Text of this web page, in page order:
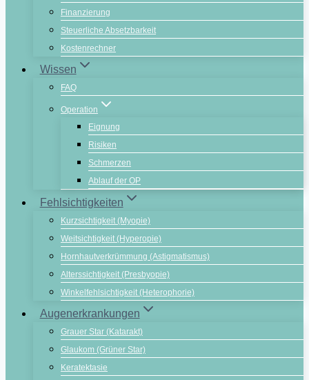
Finanzierung
Steuerliche Absetzbarkeit
Kostenrechner
Wissen
FAQ
Operation
Eignung
Risiken
Schmerzen
Ablauf der OP
Fehlsichtigkeiten
Kurzsichtigkeit (Myopie)
Weitsichtigkeit (Hyperopie)
Hornhautverkrümmung (Astigmatismus)
Alterssichtigkeit (Presbyopie)
Winkelfehlsichtigkeit (Heterophorie)
Augenerkrankungen
Grauer Star (Katarakt)
Glaukom (Grüner Star)
Keratektasie